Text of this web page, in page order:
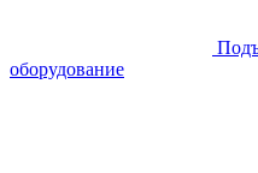
оборудование